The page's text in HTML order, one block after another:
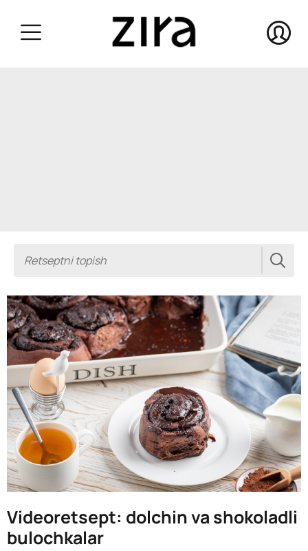
Videoretsept: dolchin va shokoladli
bulochkalar